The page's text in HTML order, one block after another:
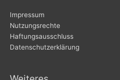
Impressum
Nutzungsrechte
Haftungsausschluss
Datenschutzerklärung